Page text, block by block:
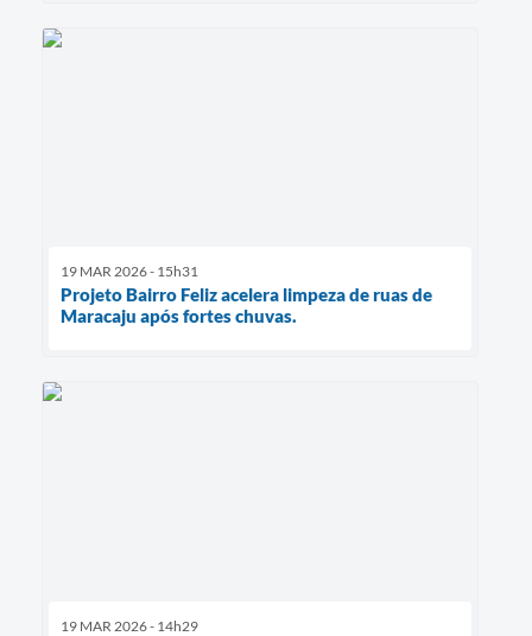
19 MAR 2026 - 15h31
Projeto Bairro Feliz acelera limpeza de ruas de
Maracaju após fortes chuvas.
19 MAR 2026 - 14h29